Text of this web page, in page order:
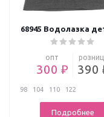
68945 Водолазка
опт
300 ₽ 390
98 104 110 122
Подробнее